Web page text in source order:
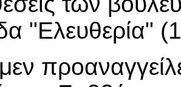
"Ελευθερία"